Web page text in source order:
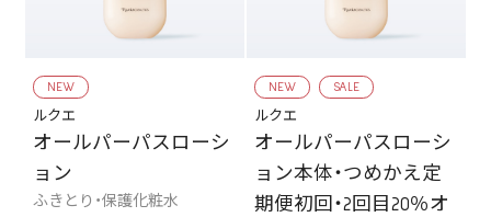
NEW
ルクエ
オールパーパスローシ
ョン
ふきとり・保護化粧水
NEW SALE
ルクエ
オールパーパスローシ
ョン本体・つめかえ定
期便初回・2回目20％オ